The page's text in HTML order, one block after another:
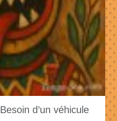
Besoin d’un véhicule